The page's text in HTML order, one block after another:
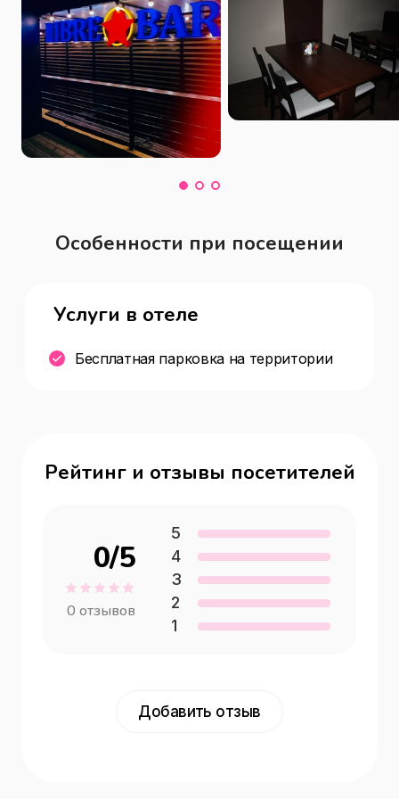
Особенности при посещении
Услуги в отеле
Бесплатная парковка на территории
Рейтинг и отзывы посетителей
0/5
0 отзывов
5
4
3
2
1
Добавить отзыв